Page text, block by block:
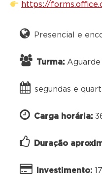
https://
Presencial e
Turma:
segundas e
Carga horária:
Duração
Investimento: